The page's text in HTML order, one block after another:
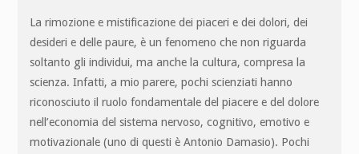
La rimozione e mistificazione dei piaceri e dei dolori, dei
desideri e delle paure, è un fenomeno che non riguarda
soltanto gli individui, ma anche la cultura, compresa la
scienza. Infatti, a mio parere, pochi scienziati hanno
riconosciuto il ruolo fondamentale del piacere e del dolore
nell’economia del sistema nervoso, cognitivo, emotivo e
motivazionale (uno di questi è Antonio Damasio). Pochi